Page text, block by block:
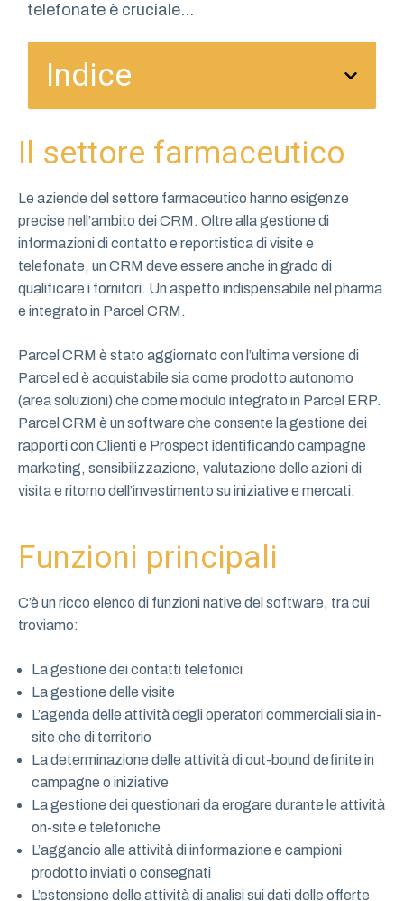
telefonate è cruciale...
Indice
Il settore farmaceutico
Le aziende del settore farmaceutico hanno esigenze
precise nell’ambito dei CRM. Oltre alla gestione di
informazioni di contatto e reportistica di visite e
telefonate, un CRM deve essere anche in grado di
qualificare i fornitori. Un aspetto indispensabile nel pharma
e integrato in Parcel CRM.
Parcel CRM è stato aggiornato con l’ultima versione di
Parcel ed è acquistabile sia come prodotto autonomo
(area soluzioni) che come modulo integrato in Parcel ERP.
Parcel CRM è un software che consente la gestione dei
rapporti con Clienti e Prospect identificando campagne
marketing, sensibilizzazione, valutazione delle azioni di
visita e ritorno dell’investimento su iniziative e mercati.
Funzioni principali
C’è un ricco elenco di funzioni native del software, tra cui
troviamo:
La gestione dei contatti telefonici
La gestione delle visite
L’agenda delle attività degli operatori commerciali sia in-
site che di territorio
La determinazione delle attività di out-bound definite in
campagne o iniziative
La gestione dei questionari da erogare durante le attività
on-site e telefoniche
L’aggancio alle attività di informazione e campioni
prodotto inviati o consegnati
L’estensione delle attività di analisi sui dati delle offerte